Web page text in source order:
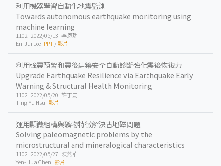
利用機器學習自動化地震監測
Towards autonomous earthquake monitoring using
machine learning
1102 2022/05/13 李恩瑞
En-Jui Lee PPT/影片
利用強震預警和震後建築安全自動診斷強化震後恢復力
Upgrade Earthquake Resilience via Earthquake Early
Warning & Structural Health Monitoring
1102 2022/05/20 許丁友
Ting-Yu Hsu 影片
運用顯微組構與礦物特徵解決古地磁問題
Solving paleomagnetic problems by the
microstructural and mineralogical characteristics
1102 2022/05/27 陳燕華
Yen-Hua Chen 影片